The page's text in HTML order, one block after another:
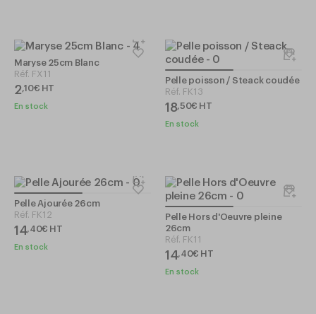
Maryse 25cm Blanc
Réf. FX11
2,10€ HT
En stock
Pelle poisson / Steack coudée
Réf. FK13
18,50€ HT
En stock
Pelle Ajourée 26cm
Réf. FK12
14,40€ HT
En stock
Pelle Hors d'Oeuvre pleine
26cm
Réf. FK11
14,40€ HT
En stock